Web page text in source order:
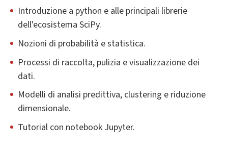
Introduzione a python e alle principali librerie
dell'ecosistema SciPy.
Nozioni di probabilità e statistica.
Processi di raccolta, pulizia e visualizzazione dei
dati.
Modelli di analisi predittiva, clustering e riduzione
dimensionale.
Tutorial con notebook Jupyter.